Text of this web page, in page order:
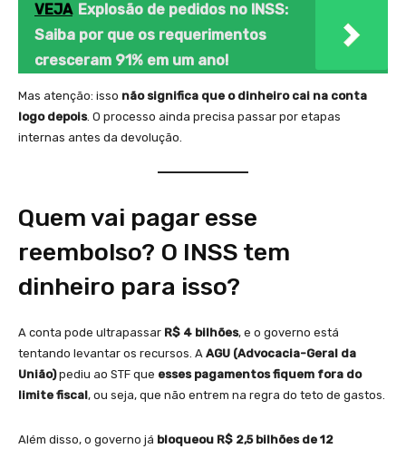
VEJA Explosão de pedidos no INSS:
Saiba por que os requerimentos
cresceram 91% em um ano!
Mas atenção: isso não significa que o dinheiro cai na conta
logo depois. O processo ainda precisa passar por etapas
internas antes da devolução.
Quem vai pagar esse
reembolso? O INSS tem
dinheiro para isso?
A conta pode ultrapassar R$ 4 bilhões, e o governo está
tentando levantar os recursos. A AGU (Advocacia-Geral da
União)pediu ao STF que esses pagamentos fiquem fora do
limite fiscal, ou seja, que não entrem na regra do teto de gastos.
Além disso, o governo já bloqueou R$ 2,5 bilhões de 12